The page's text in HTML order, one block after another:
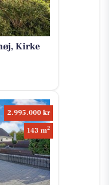
Kirke
2.995.000 kr
143 m2